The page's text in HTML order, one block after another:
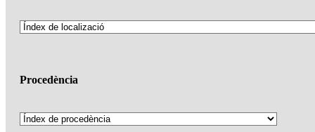
Procedència